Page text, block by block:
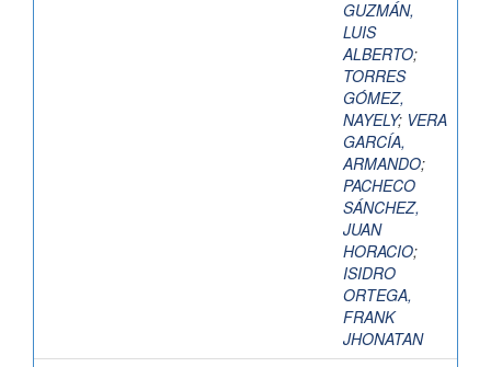
GUZMÁN,
LUIS
ALBERTO;
TORRES
GÓMEZ,
NAYELY; VERA
GARCÍA,
ARMANDO;
PACHECO
SÁNCHEZ,
JUAN
HORACIO;
ISIDRO
ORTEGA,
FRANK
JHONATAN